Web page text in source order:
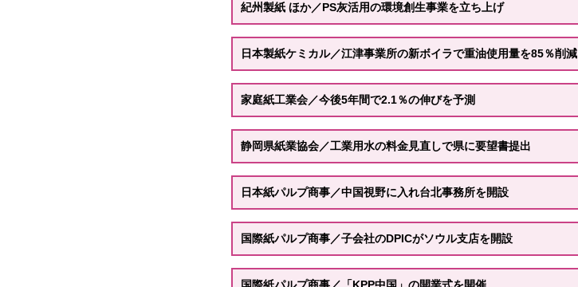
紀州製紙 ほか／PS灰活用の環境創生事業を立ち上げ
日本製紙ケミカル／江津事業所の新ボイラで重油使用量を85％削減
家庭紙工業会／今後5年間で2.1％の伸びを予測
静岡県紙業協会／工業用水の料金見直しで県に要望書提出
日本紙パルプ商事／中国視野に入れ台北事務所を開設
国際紙パルプ商事／子会社のDPICがソウル支店を開設